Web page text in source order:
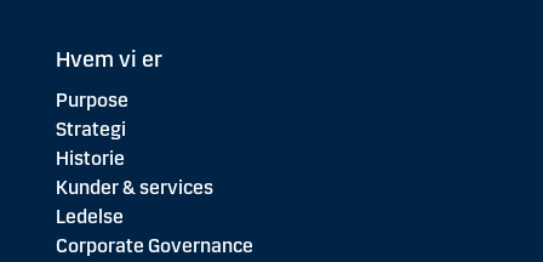
Hvem vi er
Purpose
Strategi
Historie
Kunder & services
Ledelse
Corporate Governance